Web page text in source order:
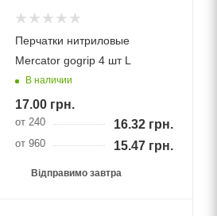
Перчатки нитриловые
Mercator gogrip 4 шт L
В наличии
17.00грн.
от 240 16.32 грн.
от 960 15.47 грн.
Відправимо завтра